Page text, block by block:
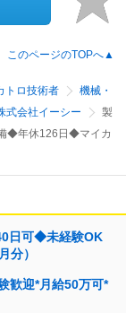
このページのTOPへ▲
トロ技術者
機械・
式会社イーシー
製
◆年休126日◆マイカ
日可◆未経験OK
分）
歓迎*月給50万可*